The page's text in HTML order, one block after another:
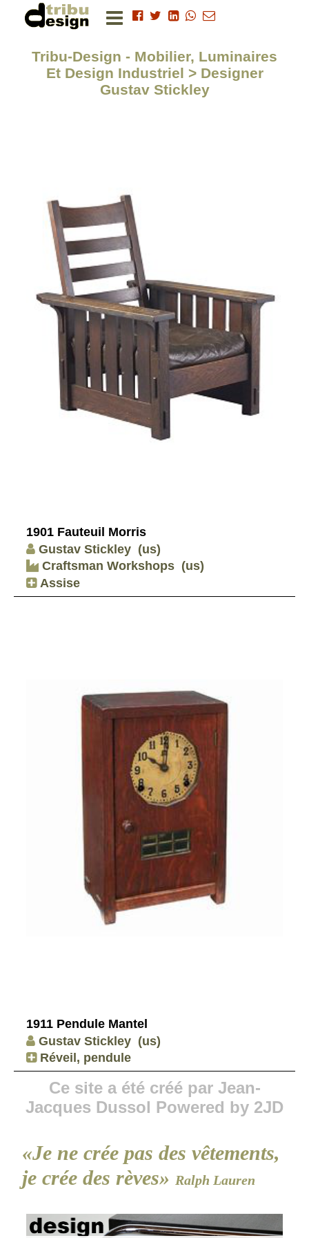
Tribu-Design - Mobilier, Luminaires
Et Design Industriel > Designer
Gustav Stickley
1901 Fauteuil Morris
Gustav Stickley (us)
Craftsman Workshops (us)
Assise
1911 Pendule Mantel
Gustav Stickley (us)
Réveil, pendule
Ce site a été créé par Jean-
Jacques Dussol Powered by 2JD
«Je ne crée pas des vêtements,
je crée des rèves» Ralph Lauren